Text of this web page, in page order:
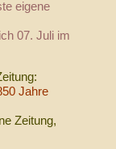
eigene
07. Juli im
Jahre
Zeitung,